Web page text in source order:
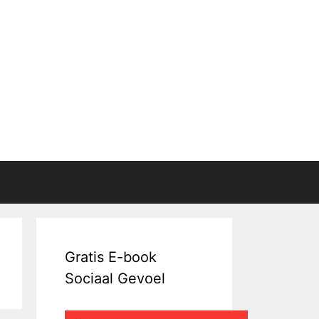
Gratis E-book
Sociaal Gevoel